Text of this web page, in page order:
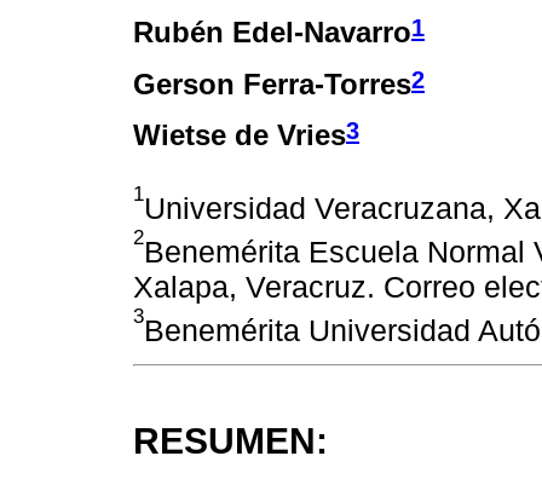
Rubén Edel-Navarro1
Gerson Ferra-Torres2
Wietse de Vries3
1Universidad Veracruzana,
2Benemérita Escuela Normal
Xalapa, Veracruz. Correo
3Benemérita Universidad
RESUMEN: